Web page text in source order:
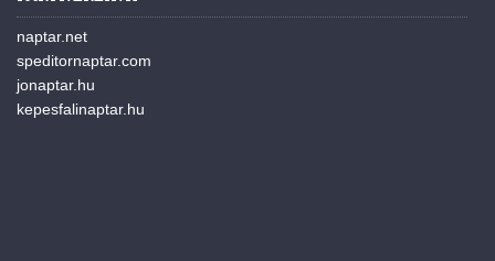
naptar.net
speditornaptar.com
jonaptar.hu
kepesfalinaptar.hu